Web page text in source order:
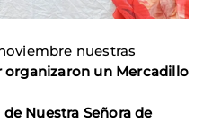
nuestras
organizaron un Mercadillo
Nuestra Señora de